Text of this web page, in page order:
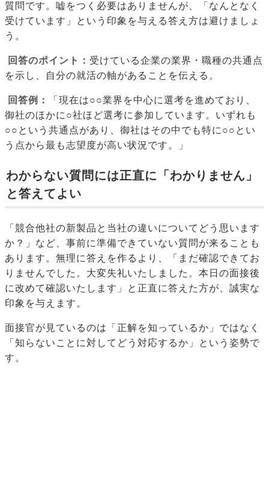
質問です。嘘をつく必要はありませんが、「なんとなく
受けています」という印象を与える答え方は避けましょ
う。
回答のポイント： 受けている企業の業界・職種の共通点
を示し、自分の就活の軸があることを伝える。
回答例：
「現在は○○業界を中心に選考を進めており、
御社のほかに○社ほど選考に参加しています。いずれも
○○という共通点があり、御社はその中でも特に○○とい
う点から最も志望度が高い状況です。」
わからない質問には正直に「わかりません」
と答えてよい
「競合他社の新製品と当社の違いについてどう思います
か？」など、事前に準備できていない質問が来ることも
あります。無理に答えを作るより、「まだ確認できてお
りませんでした。大変失礼いたしました。本日の面接後
に改めて確認いたします」と正直に答えた方が、誠実な
印象を与えます。
面接官が見ているのは「正解を知っているか」ではなく
「知らないことに対してどう対応するか」という姿勢で
す。